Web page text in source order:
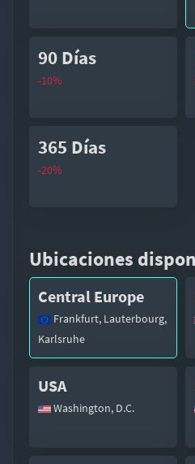
90 Días
-10%
365 Días
-20%
Ubicaciones
Central Europe
Frankfurt, Lauterbourg,
Karlsruhe
USA
Washington, D.C.